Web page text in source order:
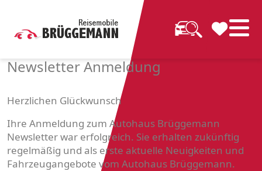
Newsletter Anmeldung
Herzlichen Glückwunsch
Ihre Anmeldung zum Autohaus Brüggemann
Newsletter war erfolgreich. Sie erhalten zukünftig
regelmäßig und als erste aktuelle Neuigkeiten und
Fahrzeugangebote vom Autohaus Brüggemann.